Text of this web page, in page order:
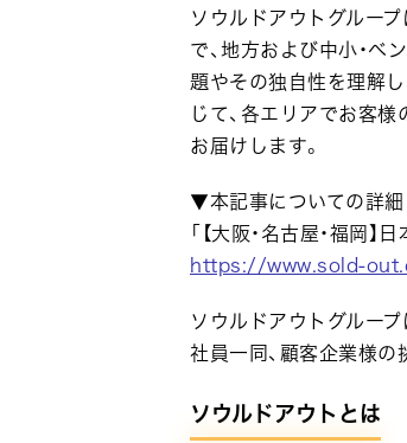
ソウルドアウトグルー
で、地方および中小・
題やその独自性を理解
じて、各エリアでお客
お届けします。
▼本記事についての詳細
「【大阪・名古屋・福岡
https://www.sold-
ソウルドアウトグルー
社員一同、顧客企業様の
ソウルドアウトとは